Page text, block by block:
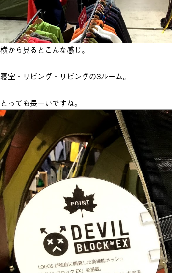
横から見るとこんな感じ。
寝室・リビング・リビングの3ルーム。
とっても長ーいですね。